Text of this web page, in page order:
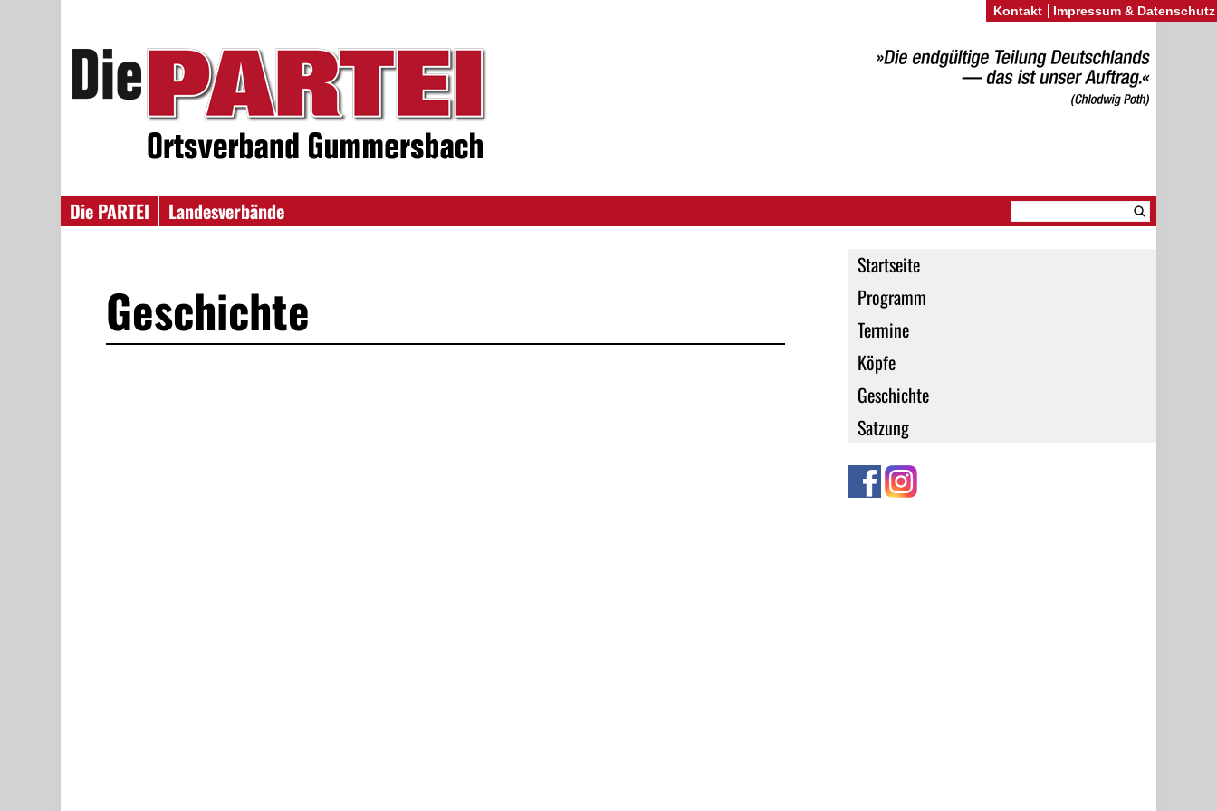
Die PARTEI
Landesverbände
Startseite
Programm
Termine
Köpfe
Geschichte
Satzung
Geschichte
Kontakt Impressum & Datenschutz